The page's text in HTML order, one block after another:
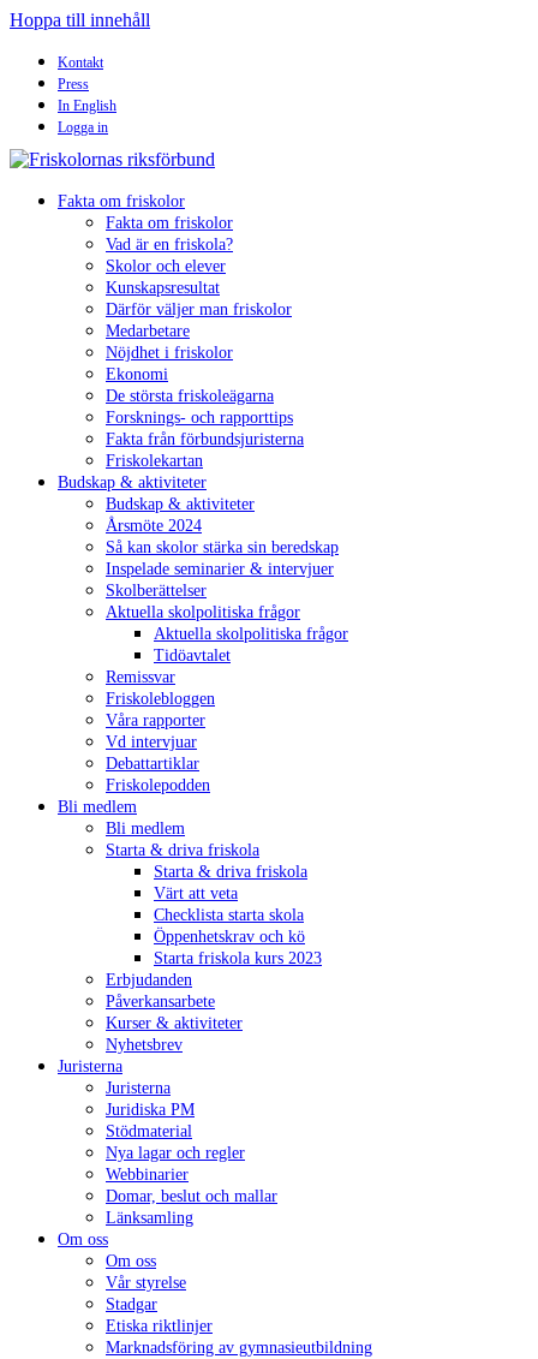
Hoppa till innehåll
Kontakt
Press
In English
Logga in
Fakta om friskolor
Fakta om friskolor
Vad är en friskola?
Skolor och elever
Kunskapsresultat
Därför väljer man friskolor
Medarbetare
Nöjdhet i friskolor
Ekonomi
De största friskoleägarna
Forsknings- och rapporttips
Fakta från förbundsjuristerna
Friskolekartan
Budskap & aktiviteter
Budskap & aktiviteter
Årsmöte 2024
Så kan skolor stärka sin beredskap
Inspelade seminarier & intervjuer
Skolberättelser
Aktuella skolpolitiska frågor
Aktuella skolpolitiska frågor
Tidöavtalet
Remissvar
Friskolebloggen
Våra rapporter
Vd intervjuar
Debattartiklar
Friskolepodden
Bli medlem
Bli medlem
Starta & driva friskola
Starta & driva friskola
Värt att veta
Checklista starta skola
Öppenhetskrav och kö
Starta friskola kurs 2023
Erbjudanden
Påverkansarbete
Kurser & aktiviteter
Nyhetsbrev
Juristerna
Juristerna
Juridiska PM
Stödmaterial
Nya lagar och regler
Webbinarier
Domar, beslut och mallar
Länksamling
Om oss
Om oss
Vår styrelse
Stadgar
Etiska riktlinjer
Marknadsföring av gymnasieutbildning